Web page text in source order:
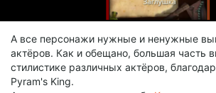
А все персонажи нужные и ненужные
актёров. Как и обещано, большая часть
стилистике различных актёров,
Pyram's King.